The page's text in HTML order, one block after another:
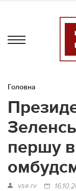
Головна
першу
vse.rv